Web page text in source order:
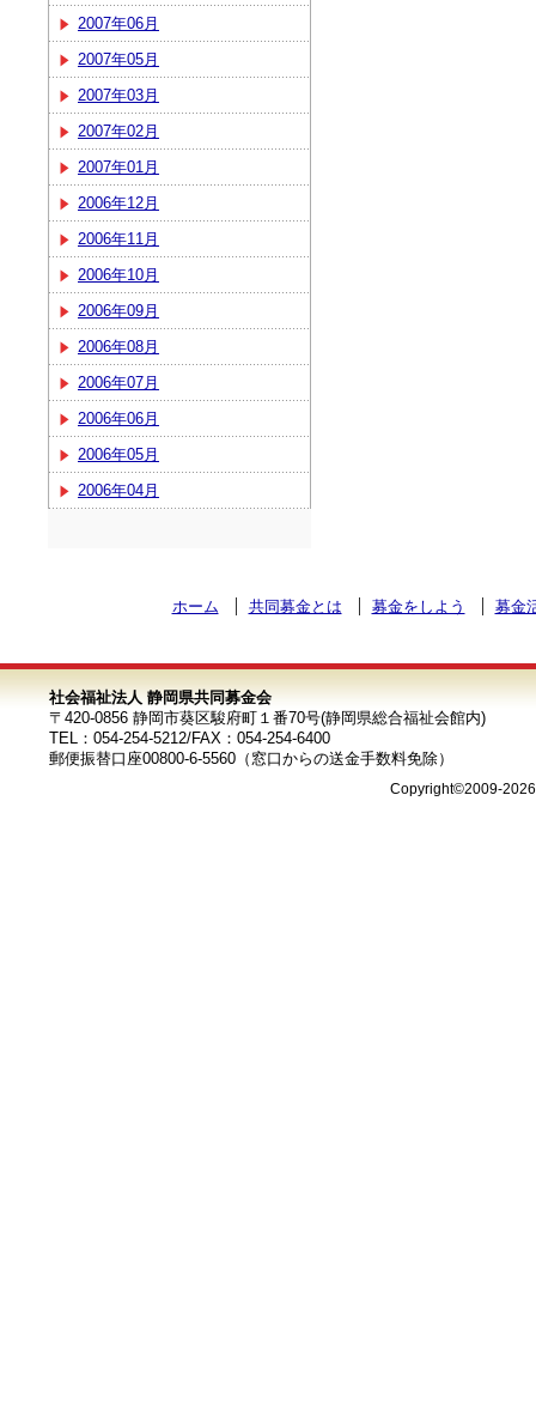
2007年06月
2007年05月
2007年03月
2007年02月
2007年01月
2006年12月
2006年11月
2006年10月
2006年09月
2006年08月
2006年07月
2006年06月
2006年05月
2006年04月
ホーム 共同募金とは 募金をしよう 募金
社会福祉法人 静岡県共同募金会
〒420-0856 静岡市葵区駿府町１番70号(静岡県総合福祉会館内)
TEL：054-254-5212/FAX：054-254-6400
郵便振替口座00800-6-5560（窓口からの送金手数料免除）
Copyright©2009-